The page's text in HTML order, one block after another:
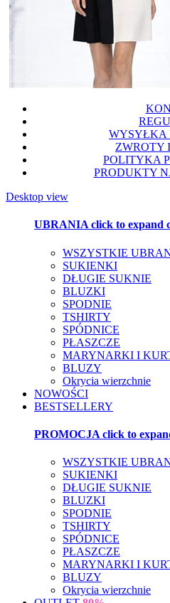
WYSYŁKA
ZWROTY
POLITYKA
PRODUKTY
Desktop view
UBRANIAclick to expand
WSZYSTKIE
SUKIENKI
DŁUGIE SUKNIE
BLUZKI
SPODNIE
TSHIRTY
SPÓDNICE
PŁASZCZE
MARYNARKI I
BLUZY
Okrycia wierzchnie
NOWOŚCI
BESTSELLERY
PROMOCJA click to
WSZYSTKIE
SUKIENKI
DŁUGIE SUKNIE
BLUZKI
SPODNIE
TSHIRTY
SPÓDNICE
PŁASZCZE
MARYNARKI I
BLUZY
Okrycia wierzchnie